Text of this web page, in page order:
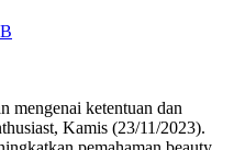
mengenai ketentuan dan
Kamis (23/11/2023).